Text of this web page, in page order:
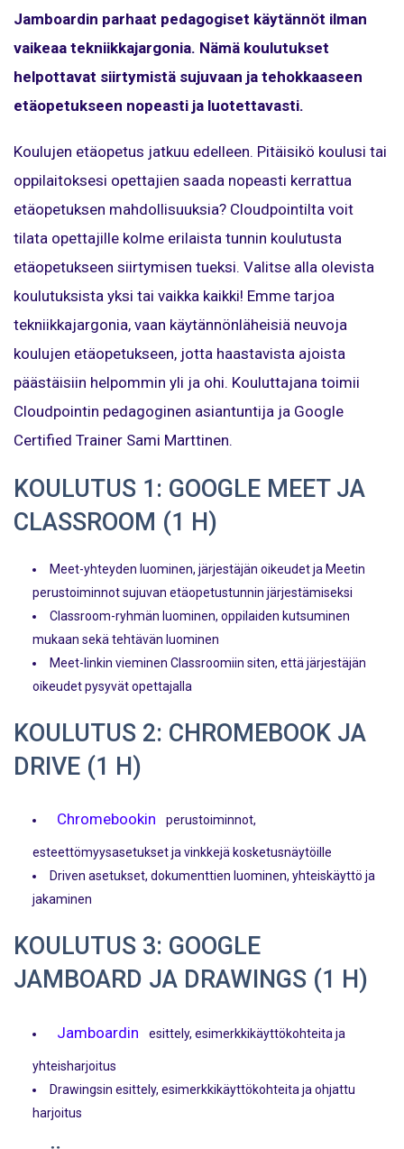
Jamboardin parhaat pedagogiset käytännöt ilman
vaikeaa tekniikkajargonia. Nämä koulutukset
helpottavat siirtymistä sujuvaan ja tehokkaaseen
etäopetukseen nopeasti ja luotettavasti.
Koulujen etäopetus jatkuu edelleen. Pitäisikö koulusi tai
oppilaitoksesi opettajien saada nopeasti kerrattua
etäopetuksen mahdollisuuksia? Cloudpointilta voit
tilata opettajille kolme erilaista tunnin koulutusta
etäopetukseen siirtymisen tueksi. Valitse alla olevista
koulutuksista yksi tai vaikka kaikki! Emme tarjoa
tekniikkajargonia, vaan käytännönläheisiä neuvoja
koulujen etäopetukseen, jotta haastavista ajoista
päästäisiin helpommin yli ja ohi. Kouluttajana toimii
Cloudpointin pedagoginen asiantuntija ja Google
Certified Trainer Sami Marttinen.
KOULUTUS 1: GOOGLE MEET JA
CLASSROOM (1 H)
Meet-yhteyden luominen, järjestäjän oikeudet ja Meetin
perustoiminnot sujuvan etäopetustunnin järjestämiseksi
Classroom-ryhmän luominen, oppilaiden kutsuminen
mukaan sekä tehtävän luominen
Meet-linkin vieminen Classroomiin siten, että järjestäjän
oikeudet pysyvät opettajalla
KOULUTUS 2: CHROMEBOOK JA
DRIVE (1 H)
Chromebookin perustoiminnot,
esteettömyysasetukset ja vinkkejä kosketusnäytöille
Driven asetukset, dokumenttien luominen, yhteiskäyttö ja
jakaminen
KOULUTUS 3: GOOGLE
JAMBOARD JA DRAWINGS (1 H)
Jamboardin esittely, esimerkkikäyttökohteita ja
yhteisharjoitus
Drawingsin esittely, esimerkkikäyttökohteita ja ohjattu
harjoitus